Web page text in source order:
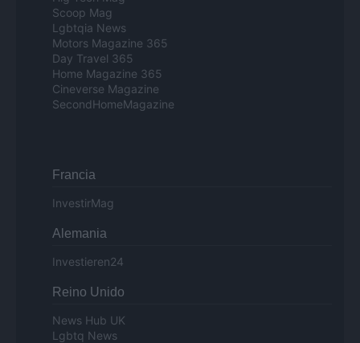
Scoop Mag
Lgbtqia News
Motors Magazine 365
Day Travel 365
Home Magazine 365
Cineverse Magazine
SecondHomeMagazine
Francia
InvestirMag
Alemania
Investieren24
Reino Unido
News Hub UK
Lgbtq News